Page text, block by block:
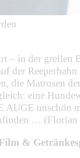
– in der grellen
der
die Matrosen
eine
unschön
… (Florian
&